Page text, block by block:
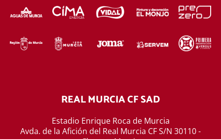
REAL MURCIA CF SAD
Estadio Enrique Roca de Murcia
Avda. de la Afición del Real Murcia CF S/N 30110 -